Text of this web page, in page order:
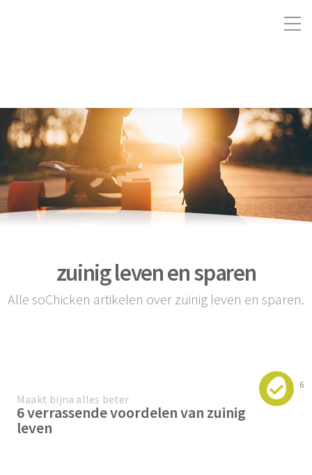
zuinig leven en sparen
Alle soChicken artikelen over zuinig leven en sparen.
6
Maakt bijna alles beter
6 verrassende voordelen van zuinig
leven